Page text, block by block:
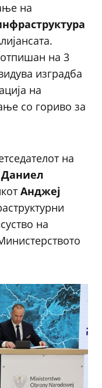
на
на 3
изградба
на
со гориво за
на
Даниел
Анджеј
на